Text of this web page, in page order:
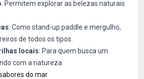
: Permitem explorar as belezas naturais
: Como stand-up paddle e mergulho,
de todos os tipos.
locais: Para quem busca um
com a natureza.
do mar